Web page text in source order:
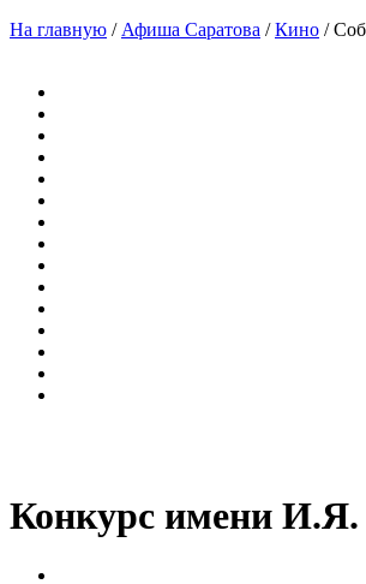
На главную / Афиша Саратова /Кино /
Конкурс имени